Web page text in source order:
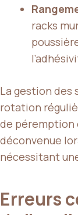
racks
La gestion des
rotation
de péremption
déconvenue
nécessitant
Erreurs